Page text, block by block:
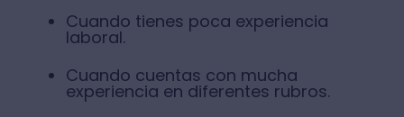
Cuando tienes poca experiencia
laboral.
Cuando cuentas con mucha
experiencia en diferentes rubros.